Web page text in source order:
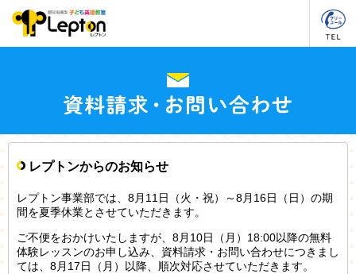
レプトンからのお知らせ
レプトン事業部では、8月11日（火・祝）～8月16日（日）の期
間を夏季休業とさせていただきます。
ご不便をおかけいたしますが、8月10日（月）18:00以降の無料
体験レッスンのお申し込み、資料請求・お問い合わせにつきまし
ては、8月17日（月）以降、順次対応させていただきます。